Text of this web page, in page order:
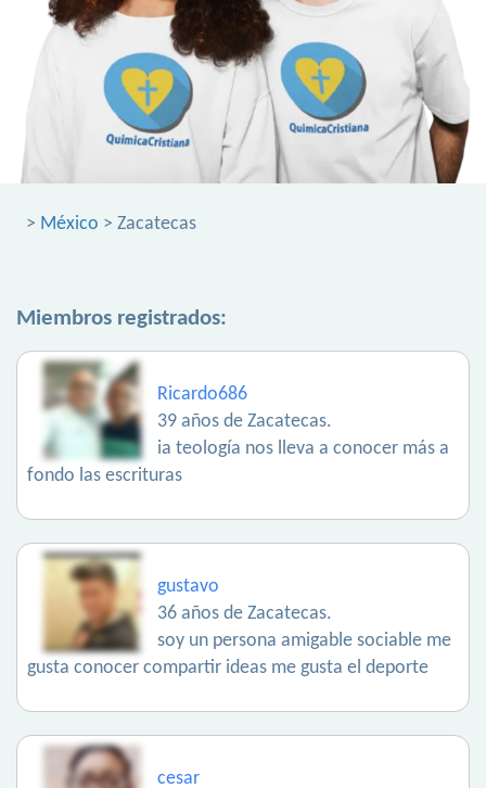
> México > Zacatecas
Miembros registrados:
Ricardo686
39 años de Zacatecas.
ia teología nos lleva a conocer más a
fondo las escrituras
gustavo
36 años de Zacatecas.
soy un persona amigable sociable me
gusta conocer compartir ideas me gusta el deporte
cesar